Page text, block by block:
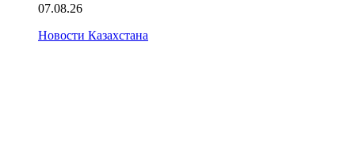
07.08.26
Новости Казахстана